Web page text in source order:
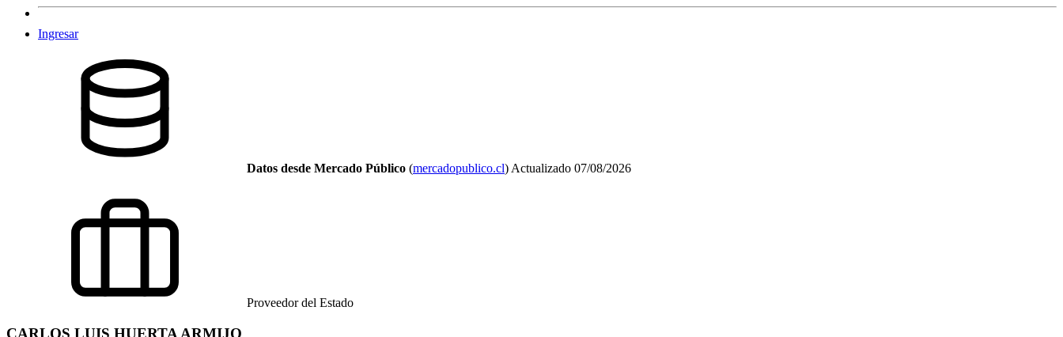
Ingresar
Datos desde Mercado Público (mercadopublico.cl) Actualizado 07/08/2026
Proveedor del Estado
CARLOS LUIS HUERTA ARMIJO